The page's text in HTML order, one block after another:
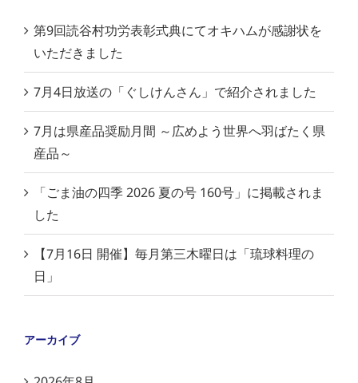
第9回読谷村功労表彰式典にてオキハムが感謝状を
いただきました
7月4日放送の「ぐしけんさん」で紹介されました
7月は県産品奨励月間 ～広めよう世界へ羽ばたく県
産品～
「ごま油の四季 2026 夏の号 160号」に掲載されま
した
【7月16日 開催】毎月第三木曜日は「琉球料理の
日」
アーカイブ